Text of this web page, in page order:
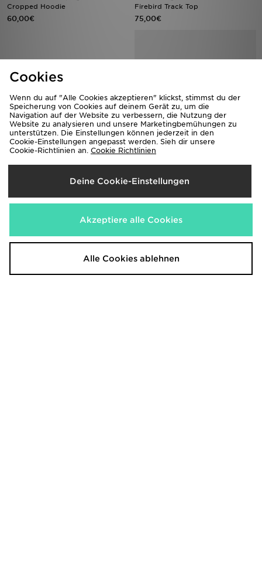
Cropped Hoodie
60,00€
Firebird Track Top
75,00€
adidas Sst 2.0 Originals Jacke,
Figurbetont
adidas Originals Aqua adilette
Cookies
Wenn du auf "Alle Cookies akzeptieren" klickst, stimmst du der
Speicherung von Cookies auf deinem Gerät zu, um die
Navigation auf der Website zu verbessern, die Nutzung der
Website zu analysieren und unsere Marketingbemühungen zu
unterstützen. Die Einstellungen können jederzeit in den
Cookie-Einstellungen angepasst werden. Sieh dir unsere
Cookie-Richtlinien an. Cookie Richtlinien
Deine Cookie-Einstellungen
Akzeptiere alle Cookies
Alle Cookies ablehnen